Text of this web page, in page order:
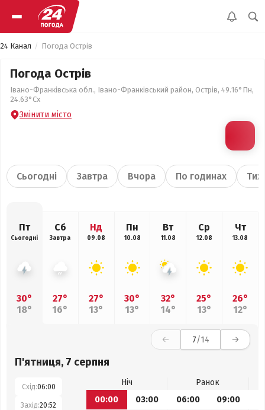
24 Канал Погода Острів
Погода Острів
Івано-Франківська обл., Івано-Франківський район, Острів, 49.16°Пн,
24.63°Сх
Змінити місто
Сьогодні Завтра Вчора По годинах
Пт
Сьогодні
30°
18°
Сб
Завтра
27°
16°
Нд
09.08
27°
13°
Пн
10.08
30°
13°
Вт
11.08
32°
14°
Ср
12.08
25°
13°
Чт
13.08
26°
12°
7/14
П'ятниця, 7 серпня
Схід:06:00
Захід:20:52
Ніч
Ранок
00:00
03:00 06:00 09:00